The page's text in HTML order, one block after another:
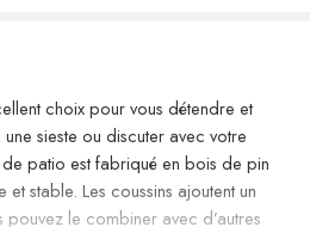
choix pour vous détendre et
sieste ou discuter avec votre
patio est fabriqué en bois de pin
stable. Les coussins ajoutent un
le combiner avec d’autres